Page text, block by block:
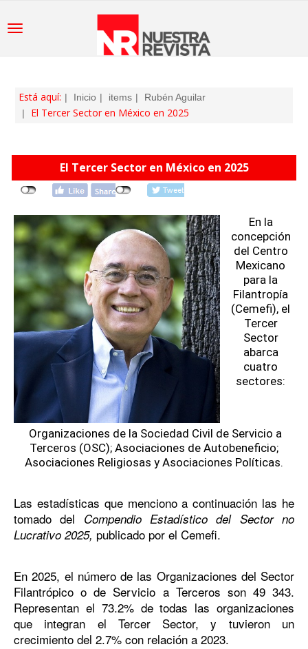
Está aquí: Inicio items Rubén Aguilar
El Tercer Sector en México en 2025
El Tercer Sector en México en 2025
En la
concepción
del Centro
Mexicano
para la
Filantropía
(Cemefi), el
Tercer
Sector
abarca
cuatro
sectores:
Organizaciones de la Sociedad Civil de Servicio a
Terceros (OSC); Asociaciones de Autobeneficio;
Asociaciones Religiosas y Asociaciones Políticas.
Las estadísticas que menciono a continuación las he
tomado del
Compendio Estadístico del Sector no
Lucrativo 2025, publicado por el Cemefi.
En 2025, el número de las Organizaciones del Sector
Filantrópico o de Servicio a Terceros son 49 343.
Representan el 73.2% de todas las organizaciones
que integran el Tercer Sector, y tuvieron un
crecimiento del 2.7% con relación a 2023.